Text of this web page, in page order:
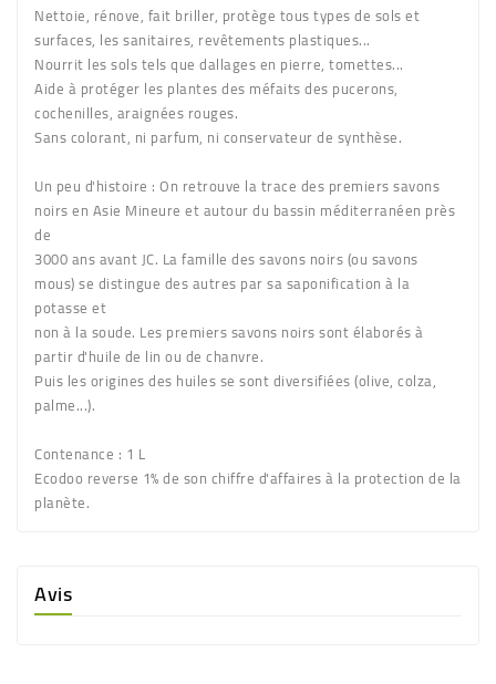
Nettoie, rénove, fait briller, protège tous types de sols et
surfaces, les sanitaires, revêtements plastiques...
Nourrit les sols tels que dallages en pierre, tomettes...
Aide à protéger les plantes des méfaits des pucerons,
cochenilles, araignées rouges.
Sans colorant, ni parfum, ni conservateur de synthèse.
Un peu d'histoire : On retrouve la trace des premiers savons
noirs en Asie Mineure et autour du bassin méditerranéen près
de
3000 ans avant JC. La famille des savons noirs (ou savons
mous) se distingue des autres par sa saponification à la
potasse et
non à la soude. Les premiers savons noirs sont élaborés à
partir d'huile de lin ou de chanvre.
Puis les origines des huiles se sont diversifiées (olive, colza,
palme...).
Contenance : 1 L
Ecodoo reverse 1% de son chiffre d'affaires à la protection de la
planète.
Avis